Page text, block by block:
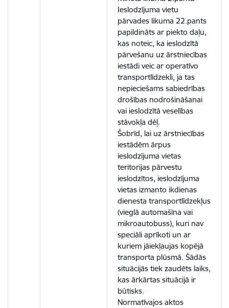
Ieslodzījuma vietu
pārvades likuma 22.pants
papildināts ar piekto daļu,
kas noteic, ka ieslodzītā
pārvešanu uz ārstniecības
iestādi veic ar operatīvo
transportlīdzekli, ja tas
nepieciešams sabiedrības
drošības nodrošināšanai
vai ieslodzītā veselības
stāvokļa dēļ.
Šobrīd, lai uz ārstniecības
iestādēm ārpus
ieslodzījuma vietas
teritorijas pārvestu
ieslodzītos, ieslodzījuma
vietas izmanto ikdienas
dienesta transportlīdzekļus
(vieglā automašīna vai
mikroautobuss), kuri nav
speciāli aprīkoti un ar
kuriem jāiekļaujas kopējā
transporta plūsmā. Šādās
situācijās tiek zaudēts laiks,
kas ārkārtas situācijā ir
būtisks.
Normatīvajos aktos